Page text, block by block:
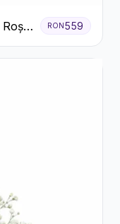
RON 559